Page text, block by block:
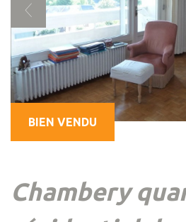
BIEN VENDU
chambery quartier